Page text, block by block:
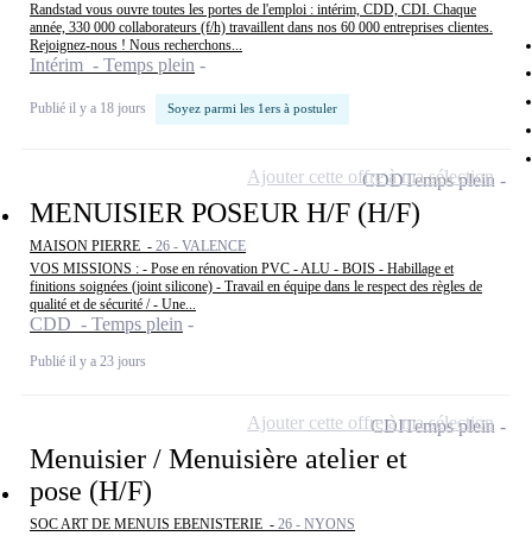
Randstad vous ouvre toutes les portes de l'emploi : intérim, CDD, CDI. Chaque
année, 330 000 collaborateurs (f/h) travaillent dans nos 60 000 entreprises clientes.
Rejoignez-nous ! Nous recherchons...
Intérim - Temps plein
Publié il y a 18 jours Soyez parmi les 1ers à postuler
MENUISIER POSEUR H/F (H/F)
MAISON PIERRE - 26 - VALENCE
VOS MISSIONS : - Pose en rénovation PVC - ALU - BOIS - Habillage et
finitions soignées (joint silicone) - Travail en équipe dans le respect des règles de
qualité et de sécurité / - Une...
CDD - Temps plein
Publié il y a 23 jours
CDDTemps plein
Ajouter cette offre à ma sélection
Menuisier / Menuisière atelier et
pose (H/F)
SOC ART DE MENUIS EBENISTERIE - 26 - NYONS
CDITemps plein
Ajouter cette offre à ma sélection